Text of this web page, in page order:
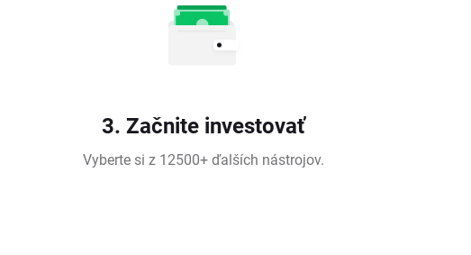
3. Začnite investovať
Vyberte si z 12500+ ďalších nástrojov.